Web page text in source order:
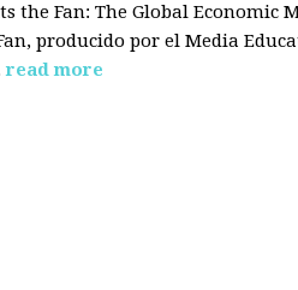
the Fan: The Global Economic
producido por el Media
read more